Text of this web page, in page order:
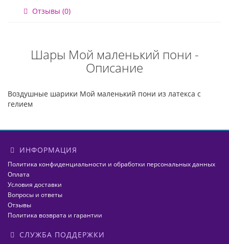
Отзывы (0)
Шары Мой маленький пони -
Описание
Воздушные шарики Мой маленький пони из латекса с
гелием
ИНФОРМАЦИЯ
Политика конфиденциальности и обработки персональных данных
Оплата
Условия доставки
Вопросы и ответы
Отзывы
Политика возврата и гарантии
СЛУЖБА ПОДДЕРЖКИ